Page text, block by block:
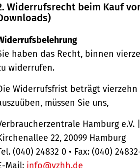
Widerrufsrecht beim Kauf
haben das Recht, binnen
widerrufen.
Widerrufsfrist beträgt vierzehn
müssen Sie uns,
Hamburg e.V.
22, 20099 Hamburg
(040) 24832 0 • Fax: (040)
Mail: info@vzhh.de